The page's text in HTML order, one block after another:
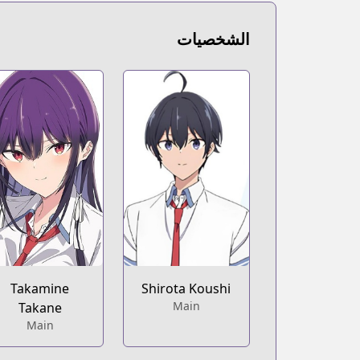
series.html?id=mr3ts7o
Book☆Walker
Official English
Official English
global.manga-up.com/manga/421
الشخصيات
Shirota Koushi
Main
Takamine
Takane
Main